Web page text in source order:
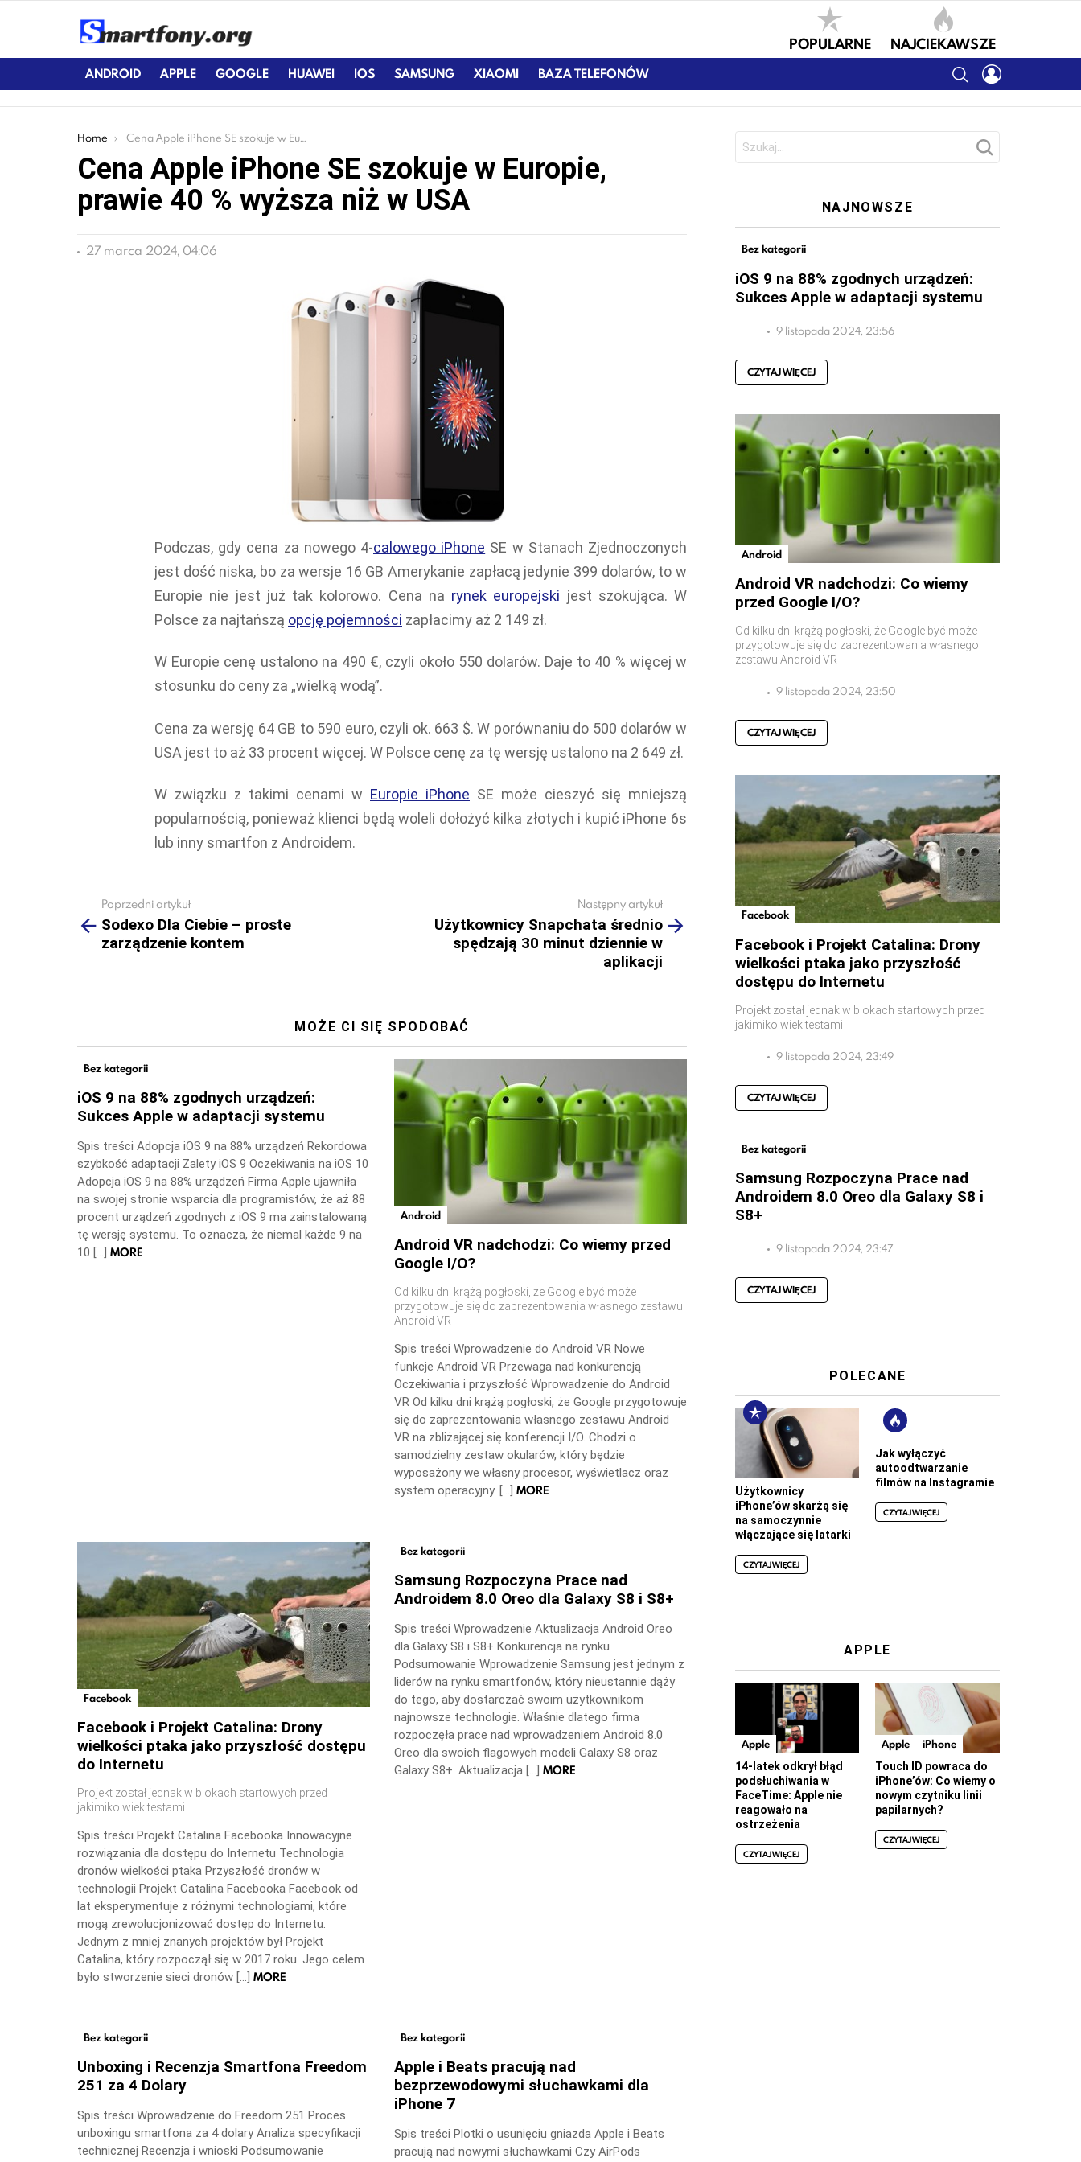
POPULARNE NAJCIEKAWSZE
ANDROID APPLE GOOGLE HUAWEI IOS SAMSUNG XIAOMI BAZA TELEFONÓW SEARCH
You are here:
Home Cena Apple iPhone SE szokuje w Europie, prawie 40 % wyższa niż w USA
Cena Apple iPhone SE szokuje w Europie,
prawie 40 % wyższa niż w USA
27 marca 2024, 04:06
Podczas, gdy cena za nowego 4-calowego iPhone SE w Stanach Zjednoczonych
jest dość niska, bo za wersje 16 GB Amerykanie zapłacą jedynie 399 dolarów, to w
Europie nie jest już tak kolorowo. Cena na rynek europejski jest szokująca. W
Polsce za najtańszą opcję pojemności zapłacimy aż 2 149 zł.
W Europie cenę ustalono na 490 €, czyli około 550 dolarów. Daje to 40 % więcej w
stosunku do ceny za „wielką wodą”.
Cena za wersję 64 GB to 590 euro, czyli ok. 663 $. W porównaniu do 500 dolarów w
USA jest to aż 33 procent więcej. W Polsce cenę za tę wersję ustalono na 2 649 zł.
W związku z takimi cenami w Europie iPhone SE może cieszyć się mniejszą
popularnością, ponieważ klienci będą woleli dołożyć kilka złotych i kupić iPhone 6s
lub inny smartfon z Androidem.
more
Poprzedni artykuł
Sodexo Dla Ciebie – proste
zarządzenie kontem
Następny artykuł
Użytkownicy Snapchata średnio
spędzają 30 minut dziennie w
aplikacji
MOŻE CI SIĘ SPODOBAĆ
Bez kategorii
iOS 9 na 88% zgodnych urządzeń:
Sukces Apple w adaptacji systemu
Spis treści Adopcja iOS 9 na 88% urządzeń Rekordowa
szybkość adaptacji Zalety iOS 9 Oczekiwania na iOS 10
Adopcja iOS 9 na 88% urządzeń Firma Apple ujawniła
na swojej stronie wsparcia dla programistów, że aż 88
procent urządzeń zgodnych z iOS 9 ma zainstalowaną
tę wersję systemu. To oznacza, że niemal każde 9 na
10 […] MORE
Android
Android VR nadchodzi: Co wiemy przed
Google I/O?
Od kilku dni krążą pogłoski, że Google być może
przygotowuje się do zaprezentowania własnego zestawu
Android VR
Spis treści Wprowadzenie do Android VR Nowe
funkcje Android VR Przewaga nad konkurencją
Oczekiwania i przyszłość Wprowadzenie do Android
VR Od kilku dni krążą pogłoski, że Google przygotowuje
się do zaprezentowania własnego zestawu Android
VR na zbliżającej się konferencji I/O. Chodzi o
samodzielny zestaw okularów, który będzie
wyposażony we własny procesor, wyświetlacz oraz
system operacyjny. […] MORE
Facebook
Facebook i Projekt Catalina: Drony
wielkości ptaka jako przyszłość dostępu
do Internetu
Projekt został jednak w blokach startowych przed
jakimikolwiek testami
Spis treści Projekt Catalina Facebooka Innowacyjne
rozwiązania dla dostępu do Internetu Technologia
dronów wielkości ptaka Przyszłość dronów w
technologii Projekt Catalina Facebooka Facebook od
lat eksperymentuje z różnymi technologiami, które
mogą zrewolucjonizować dostęp do Internetu.
Jednym z mniej znanych projektów był Projekt
Catalina, który rozpoczął się w 2017 roku. Jego celem
było stworzenie sieci dronów […] MORE
Bez kategorii
Samsung Rozpoczyna Prace nad
Androidem 8.0 Oreo dla Galaxy S8 i S8+
Spis treści Wprowadzenie Aktualizacja Android Oreo
dla Galaxy S8 i S8+ Konkurencja na rynku
Podsumowanie Wprowadzenie Samsung jest jednym z
liderów na rynku smartfonów, który nieustannie dąży
do tego, aby dostarczać swoim użytkownikom
najnowsze technologie. Właśnie dlatego firma
rozpoczęła prace nad wprowadzeniem Android 8.0
Oreo dla swoich flagowych modeli Galaxy S8 oraz
Galaxy S8+. Aktualizacja […] MORE
Bez kategorii
Unboxing i Recenzja Smartfona Freedom
251 za 4 Dolary
Spis treści Wprowadzenie do Freedom 251 Proces
unboxingu smartfona za 4 dolary Analiza specyfikacji
technicznej Recenzja i wnioski Podsumowanie
Bez kategorii
Apple i Beats pracują nad
bezprzewodowymi słuchawkami dla
iPhone 7
Spis treści Plotki o usunięciu gniazda Apple i Beats
pracują nad nowymi słuchawkami Czy AirPods
NAJNOWSZE
Bez kategorii
iOS 9 na 88% zgodnych urządzeń:
Sukces Apple w adaptacji systemu
9 listopada 2024, 23:56
CZYTAJ WIĘCEJ
Android
Android VR nadchodzi: Co wiemy
przed Google I/O?
Od kilku dni krążą pogłoski, że Google być może
przygotowuje się do zaprezentowania własnego
zestawu Android VR
9 listopada 2024, 23:50
CZYTAJ WIĘCEJ
Facebook
Facebook i Projekt Catalina: Drony
wielkości ptaka jako przyszłość
dostępu do Internetu
Projekt został jednak w blokach startowych przed
jakimikolwiek testami
9 listopada 2024, 23:49
CZYTAJ WIĘCEJ
Bez kategorii
Samsung Rozpoczyna Prace nad
Androidem 8.0 Oreo dla Galaxy S8 i
S8+
9 listopada 2024, 23:47
CZYTAJ WIĘCEJ
POLECANE
Użytkownicy
iPhone’ów skarżą się
na samoczynnie
włączające się latarki
CZYTAJ WIĘCEJ
Jak wyłączyć
autoodtwarzanie
filmów na Instagramie
CZYTAJ WIĘCEJ
APPLE
Apple
14-latek odkrył błąd
podsłuchiwania w
FaceTime: Apple nie
reagowało na
ostrzeżenia
CZYTAJ WIĘCEJ
Apple iPhone
Touch ID powraca do
iPhone’ów: Co wiemy o
nowym czytniku linii
papilarnych?
CZYTAJ WIĘCEJ